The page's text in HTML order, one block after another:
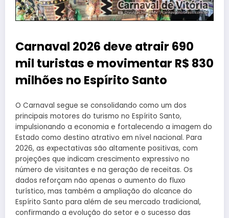
Carnaval 2026 deve atrair 690
mil turistas e movimentar R$ 830
milhões no Espírito Santo
O Carnaval segue se consolidando como um dos
principais motores do turismo no Espírito Santo,
impulsionando a economia e fortalecendo a imagem do
Estado como destino atrativo em nível nacional. Para
2026, as expectativas são altamente positivas, com
projeções que indicam crescimento expressivo no
número de visitantes e na geração de receitas. Os
dados reforçam não apenas o aumento do fluxo
turístico, mas também a ampliação do alcance do
Espírito Santo para além de seu mercado tradicional,
confirmando a evolução do setor e o sucesso das